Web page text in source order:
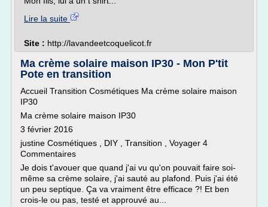
Lire la suite
Site : http://lavandeetcoquelicot.fr
Ma crème solaire maison IP30 - Mon P'tit
Pote en transition
Accueil Transition Cosmétiques Ma crème solaire maison
IP30
Ma crème solaire maison IP30
3 février 2016
justine Cosmétiques , DIY , Transition , Voyager 4
Commentaires
Je dois t'avouer que quand j'ai vu qu'on pouvait faire soi-
même sa crème solaire, j'ai sauté au plafond. Puis j'ai été
un peu septique. Ça va vraiment être efficace ?! Et ben
crois-le ou pas, testé et approuvé au...